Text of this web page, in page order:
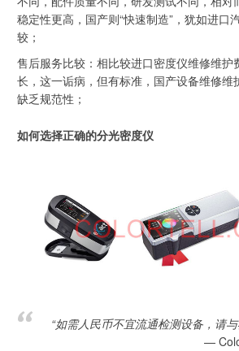
稳定性更高，国产则“快速制造”，犹如进口
较；
售后服务比较：相比较进口密度仪维修维护
长，这一诟病，但有标准，国产设备维修维
缺乏规范性；
如何选择正确的分光密度仪
“如需人民币不宜流通检测设备，请